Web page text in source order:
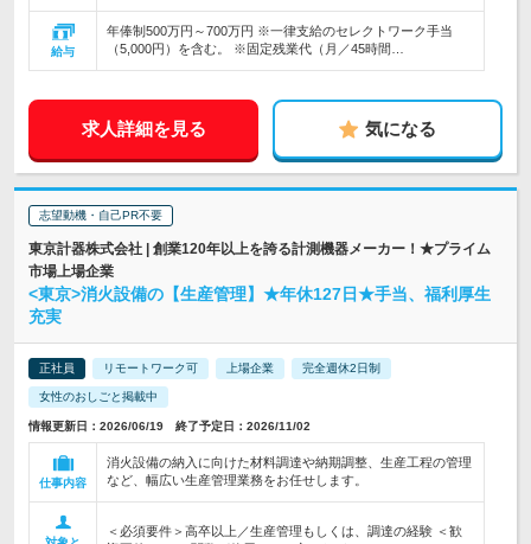
給与
年俸制500万円～700万円 ※一律支給のセレクトワーク手当
（5,000円）を含む。 ※固定残業代（月／45時間…
求人詳細を見る 気になる
志望動機・自己PR不要
東京計器株式会社 | 創業120年以上を誇る計測機器メーカー！★プライム
市場上場企業
<東京>消火設備の【生産管理】★年休127日★手当、福利厚生
充実
正社員 リモートワーク可 上場企業 完全週休2日制
女性のおしごと掲載中
情報更新日：2026/06/19 終了予定日：2026/11/02
仕事内容
消火設備の納入に向けた材料調達や納期調整、生産工程の管理
など、幅広い生産管理業務をお任せします。
＜必須要件＞高卒以上／生産管理もしくは、調達の経験 ＜歓